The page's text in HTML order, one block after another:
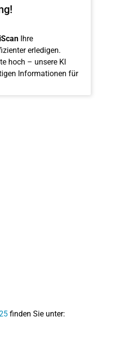
Ihre
erledigen.
hoch – unsere KI
Informationen für
finden Sie unter: